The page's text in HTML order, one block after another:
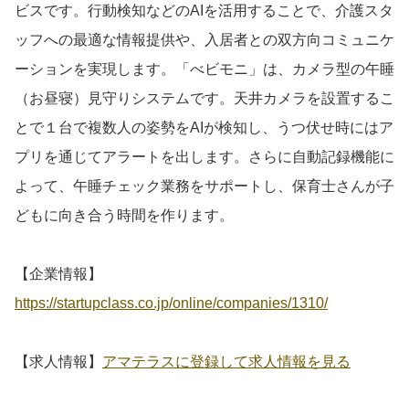
ビスです。行動検知などのAIを活用することで、介護スタ
ッフへの最適な情報提供や、入居者との双方向コミュニケ
ーションを実現します。「べビモニ」は、カメラ型の午睡
（お昼寝）見守りシステムです。天井カメラを設置するこ
とで１台で複数人の姿勢をAIが検知し、うつ伏せ時にはア
プリを通じてアラートを出します。さらに自動記録機能に
よって、午睡チェック業務をサポートし、保育士さんが子
どもに向き合う時間を作ります。
【企業情報】
https://startupclass.co.jp/online/companies/1310/
【求人情報】 アマテラスに登録して求人情報を見る